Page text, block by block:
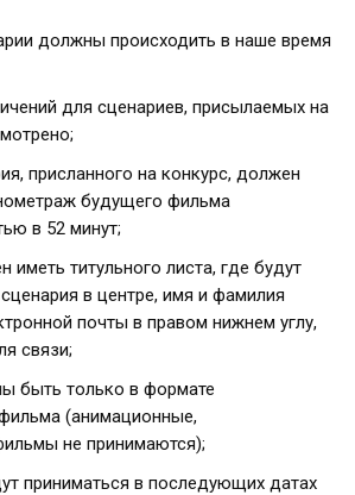
должны происходить в наше время
для сценариев, присылаемых на
присланного на конкурс, должен
будущего фильма
в 52 минут;
иметь титульного листа, где будут
в центре, имя и фамилия
почты в правом нижнем углу,
связи;
быть только в формате
(анимационные,
не принимаются);
приниматься в последующих датах